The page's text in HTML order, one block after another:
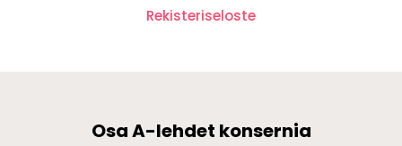
Rekisteriseloste
Osa A-lehdet konsernia